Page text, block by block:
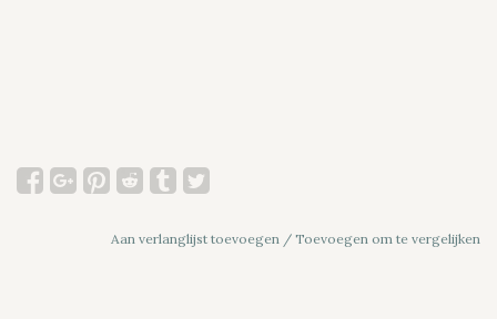
Aan verlanglijst toevoegen / Toevoegen om te vergelijken